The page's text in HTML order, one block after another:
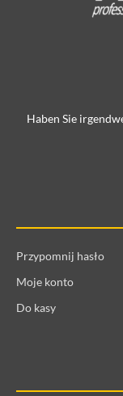
Haben Sie
Przypomnij hasło
Moje konto
Do kasy